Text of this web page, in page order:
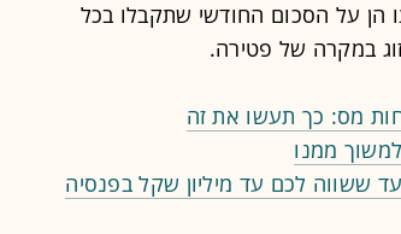
הן על הסכום החודשי שתקבלו בכל
במקרה של פטירה.
מס: כך תעשו את זה
ממנו
לכם עד מיליון שקל בפנסיה